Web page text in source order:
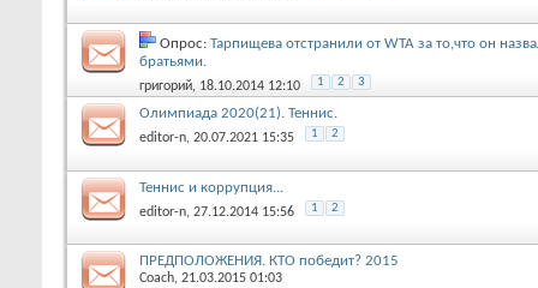
Опрос: Тарпищева отстранили от WTA за то,что он
братьями.
григорий, 18.10.2014 12:10 1 2 3
Олимпиада 2020(21). Теннис.
editor-n, 20.07.2021 15:35 1 2
Теннис и коррупция...
editor-n, 27.12.2014 15:56 1 2
ПРЕДПОЛОЖЕНИЯ. КТО победит? 2015
Coach, 21.03.2015 01:03